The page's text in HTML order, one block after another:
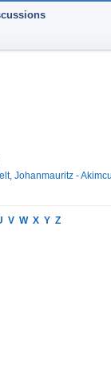
Johanmauritz -
V W X Y Z